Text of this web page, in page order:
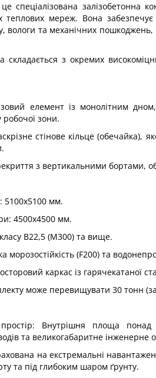
спеціалізована залізобетонна
теплових мереж. Вона
вологи та механічних
складається з окремих
елемент із монолітним
робочої зони.
стінове кільце (обечайка),
з вертикальними бортами,
5100х5100 мм.
4500х4500 мм.
В22,5 (М300) та вище.
морозостійкість (F200) та
каркас із гарячекатаної
може перевищувати 30 тонн
Внутрішня площа
та великогабаритне інженерне
на екстремальні
та під глибоким шаром ґрунту.